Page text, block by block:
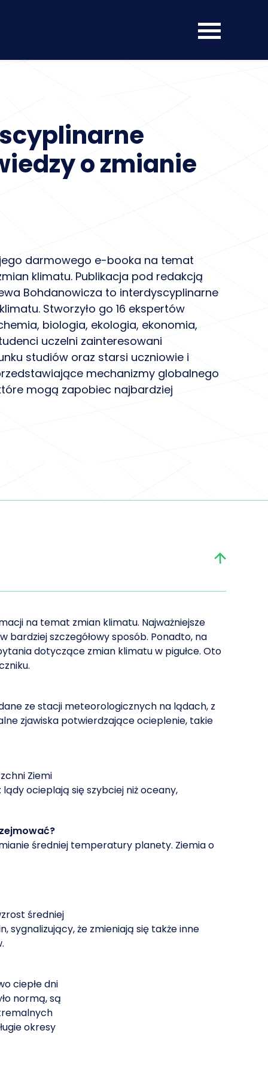
o zmianie
darmowego e-booka na temat
klimatu. Publikacja pod redakcją
Bohdanowicza to interdyscyplinarne
Stworzyło go 16 ekspertów
biologia, ekologia, ekonomia,
uczelni zainteresowani
studiów oraz starsi uczniowie i
mechanizmy globalnego
mogą zapobiec najbardziej
na temat zmian klimatu. Najważniejsze
bardziej szczegółowy sposób. Ponadto, na
dotyczące zmian klimatu w pigułce. Oto
ze stacji meteorologicznych na lądach, z
zjawiska potwierdzające ocieplenie, takie
Ziemi
lądy ocieplają się szybciej niż oceany,
średniej temperatury planety. Ziemia o
średniej
sygnalizujący, że zmieniają się także inne
ciepłe dni
normą, są
okresy